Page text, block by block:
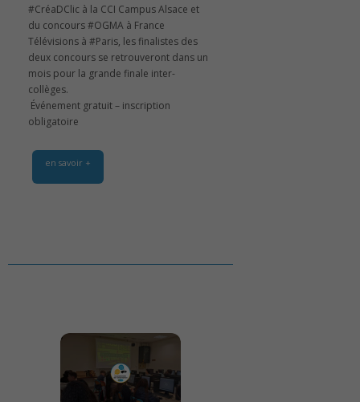
#CréaDClic à la CCI Campus Alsace et
du concours #OGMA à France
Télévisions à #Paris, les finalistes des
deux concours se retrouveront dans un
mois pour la grande finale inter-
collèges.
️ Événement gratuit – inscription
obligatoire
en savoir +